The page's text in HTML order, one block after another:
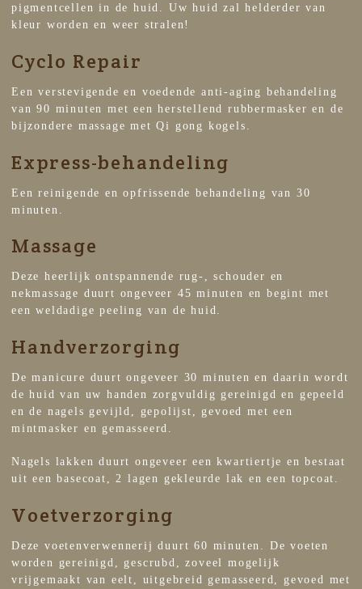
pigmentcellen in de huid. Uw huid zal helderder van
kleur worden en weer stralen!
Cyclo Repair
Een verstevigende en voedende anti-aging behandeling
van 90 minuten met een herstellend rubbermasker en de
bijzondere massage met Qi gong kogels.
Express-behandeling
Een reinigende en opfrissende behandeling van 30
minuten.
Massage
Deze heerlijk ontspannende rug-, schouder en
nekmassage duurt ongeveer 45 minuten en begint met
een weldadige peeling van de huid.
Handverzorging
De manicure duurt ongeveer 30 minuten en daarin wordt
de huid van uw handen zorgvuldig gereinigd en gepeeld
en de nagels gevijld, gepolijst, gevoed met een
mintmasker en gemasseerd.
Nagels lakken duurt ongeveer een kwartiertje en bestaat
uit een basecoat, 2 lagen gekleurde lak en een topcoat.
Voetverzorging
Deze voetenverwennerij duurt 60 minuten. De voeten
worden gereinigd, gescrubd, zoveel mogelijk
vrijgemaakt van eelt, uitgebreid gemasseerd, gevoed met